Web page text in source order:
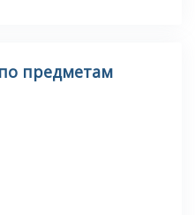
предметам